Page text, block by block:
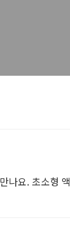
나요. 초소형